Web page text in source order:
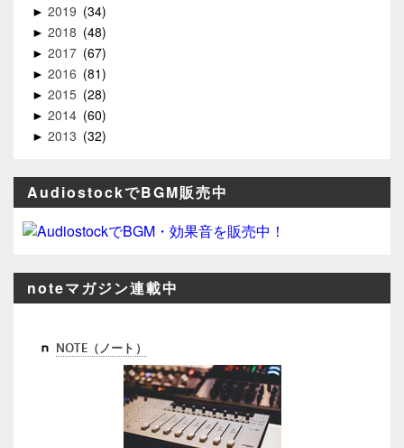
► 2019 34
► 2018 48
► 2017 67
► 2016 81
► 2015 28
► 2014 60
► 2013 32
AudiostockでBGM販売中
noteマガジン連載中